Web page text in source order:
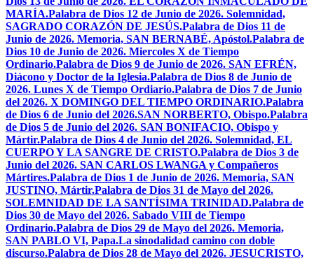
MARÍA.Palabra de Dios 12 de Junio de 2026. Solemnidad,
SAGRADO CORAZÓN DE JESÚS.Palabra de Dios 11 de
Junio de 2026. Memoria, SAN BERNABÉ, Apóstol.Palabra de
Dios 10 de Junio de 2026. Miercoles X de Tiempo
Ordinario.Palabra de Dios 9 de Junio de 2026. SAN EFRÉN,
Diácono y Doctor de la Iglesia.Palabra de Dios 8 de Junio de
2026. Lunes X de Tiempo Ordiario.Palabra de Dios 7 de Junio
del 2026. X DOMINGO DEL TIEMPO ORDINARIO.Palabra
de Dios 6 de Junio del 2026.SAN NORBERTO, Obispo.Palabra
de Dios 5 de Junio del 2026. SAN BONIFACIO, Obispo y
Mártir.Palabra de Dios 4 de Junio del 2026. Solemnidad, EL
CUERPO Y LA SANGRE DE CRISTO.Palabra de Dios 3 de
Junio del 2026. SAN CARLOS LWANGA y Compañeros
Mártires.Palabra de Dios 1 de Junio de 2026. Memoria, SAN
JUSTINO, Mártir.Palabra de Dios 31 de Mayo del 2026.
SOLEMNIDAD DE LA SANTÍSIMA TRINIDAD.Palabra de
Dios 30 de Mayo del 2026. Sabado VIII de Tiempo
Ordinario.Palabra de Dios 29 de Mayo del 2026. Memoria,
SAN PABLO VI, Papa.La sinodalidad camino con doble
discurso.Palabra de Dios 28 de Mayo del 2026. JESUCRISTO,